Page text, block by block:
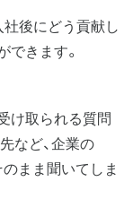
社後にどう貢献し
できます。
け取られる質問
など、企業の
まま聞いてしま